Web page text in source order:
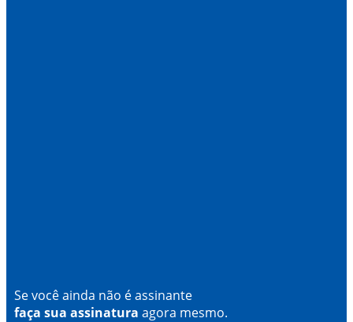
Se você ainda não é assinante
faça sua assinatura agora mesmo.